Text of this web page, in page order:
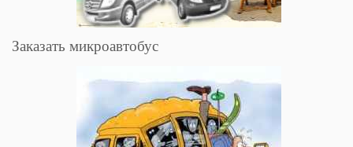
Заказать микроавтобус